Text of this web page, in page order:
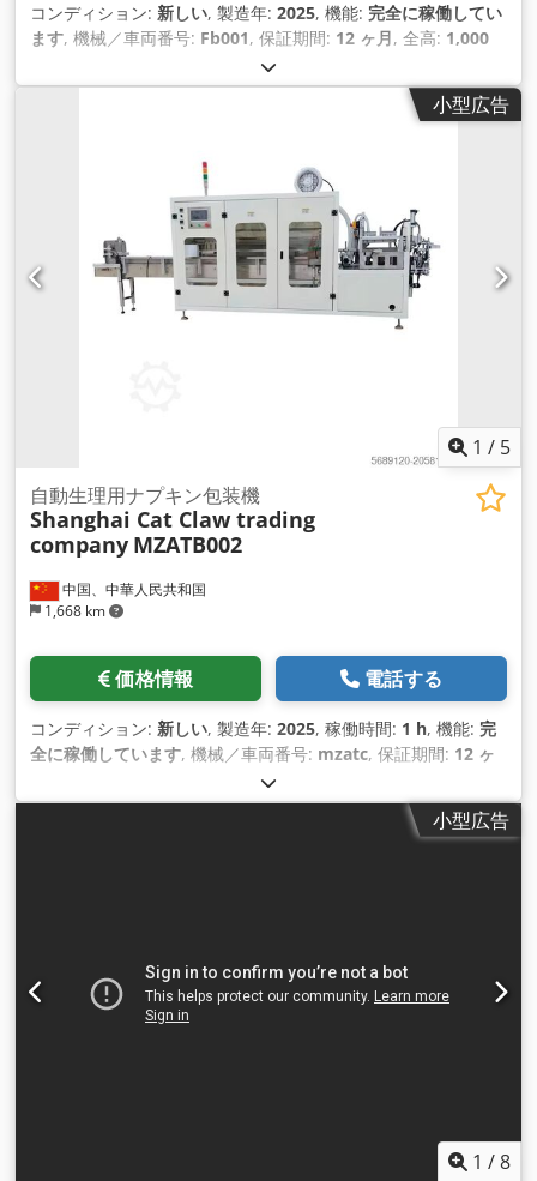
コンディション: 新しい, 製造年: 2025, 機能: 完全に稼働してい
ます, 機械／車両番号: Fb001, 保証期間: 12 ヶ月, 全高: 1,000
1,100 mm
総重量:100 kg（キログラム）, サーボモーターの出力:1 ワッ
, 入力電圧:
, 装備: CEマーキング
小型広告
1 / 5
中国、中華人民共和国
1,668 km
自動生理用ナプキン包装機
Shanghai Cat Claw trading
company MZATB002
価格情報 電話する
コンディション: 新しい, 製造年: 2025, 稼働時間: 1 h, 機能: 完
全に稼働しています, 機械／車両番号: mzatc, 保証期間: 12 ヶ
1,000 mm
力電流の種類:三相, 総重量:450 kg（キログラム）, 圧縮空気
CEマーキング 小型広告
1 /8